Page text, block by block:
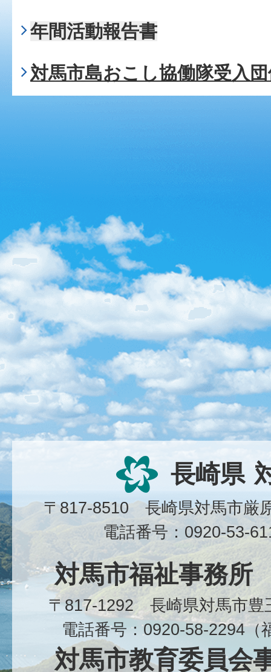
年間活動報告書
対馬市島おこし協働隊受入
長崎県
〒817-8510 長崎県対馬市
電話番号：0920-53-
対馬市福祉事務所
〒817-1292 長崎県対馬市
電話番号：0920-58-2294（
対馬市教育委員会